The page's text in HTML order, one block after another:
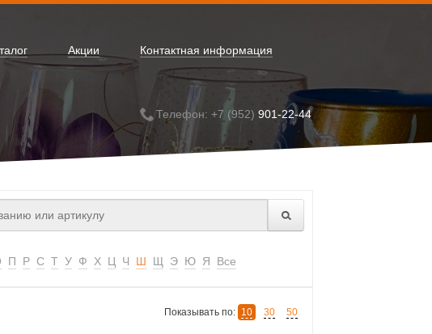
Акции Контактная информация
Телефон: +7 (952) 901-22-44
П Р С Т У Ф Х Ц Ч Ш Щ Э Ю Я Все
Показывать по: 10 30 50